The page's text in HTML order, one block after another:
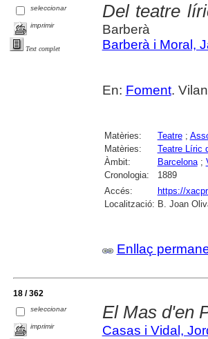
seleccionar
imprimir
Text complet
Del teatre
Barberà
Barberà i Moral,
En: Foment.
Matèries: Teatre;
Matèries:
Teatre Líric
Àmbit:
Barcelona;
Cronologia:
1889
Accés:
https://
Localització: B. Joan
Enllaç
18 / 362
seleccionar
imprimir
El Mas d'en
Casas i Vidal,